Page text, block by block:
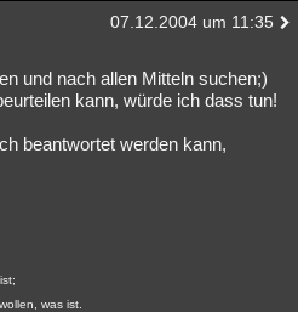
07.12.2004 um 11:35
und nach allen Mitteln suchen;)
kann, würde ich dass tun!
beantwortet werden kann,
was ist.